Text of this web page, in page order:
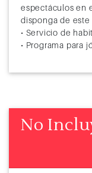
espectáculos en
disponga de
• Servicio de
• Programa para
No